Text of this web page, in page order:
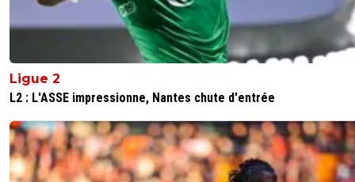
Ligue 2
L2 : L'ASSE impressionne, Nantes chute d'entrée